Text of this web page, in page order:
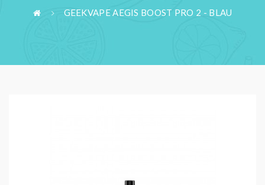
GEEKVAPE AEGIS BOOST PRO 2 - BLAU